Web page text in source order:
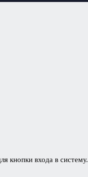
кнопки входа в систему.